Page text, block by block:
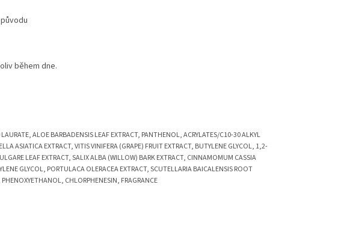
během dne.
ALOE BARBADENSIS LEAF EXTRACT, PANTHENOL, ACRYLATES/C10-30 ALKYL
ASIATICA EXTRACT, VITIS VINIFERA (GRAPE) FRUIT EXTRACT, BUTYLENE GLYCOL, 1,2-
LEAF EXTRACT, SALIX ALBA (WILLOW) BARK EXTRACT, CINNAMOMUM CASSIA
GLYCOL, PORTULACA OLERACEA EXTRACT, SCUTELLARIA BAICALENSIS ROOT
PHENOXYETHANOL, CHLORPHENESIN, FRAGRANCE